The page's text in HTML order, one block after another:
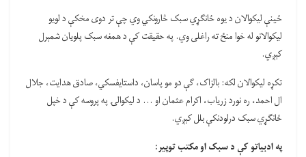
ځينې لیکوالان د یوه ځانګړي سبک څارونکي وي چې تر دوی مخکې د لویو
لیکوالانو له خوا منځ ته راغلی وي. په حقیقت کې د همغه سبک پلویان شمېرل
کېږي.
تکړه لیکوالان لکه: بالزاک، ګې دو مو پاسان، داستایفسکي، صادق هدایت، جلال
ال احمد، ره نورد زریاب، اکرام عثمان او … د لیکوالۍ په پروسه کې د خپل
ځانګړي سبک درلودنکې بلل کېږي.
په ادبیاتو کې د سبک او مکتب توپیر: